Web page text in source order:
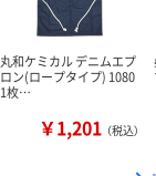
丸和ケミカル デニムエプ
ロン(ロープタイプ) 1080
1枚…
￥1,201 （税込）